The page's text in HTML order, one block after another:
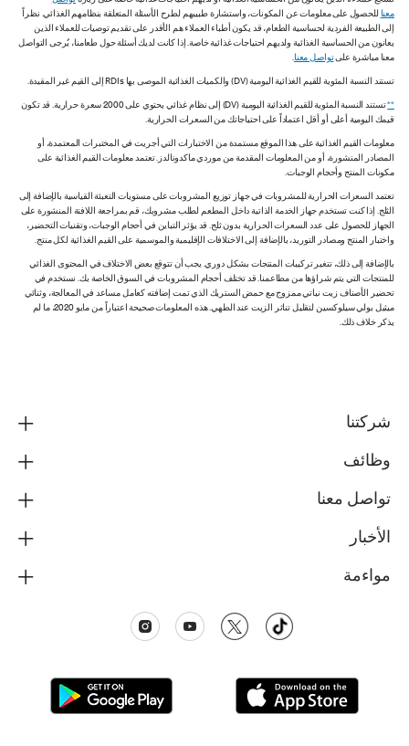
معنا للحصول على معلومات عن المكونات، واستشارة طبيبهم لطرح الأسئلة المتعلقة بنظامهم الغذائي. نظراً
إلى الطبيعة الفردية لحساسية الطعام، قد يكون أطباء العملاء هم الأقدر على تقديم توصيات للعملاء الذين
يعانون من الحساسية الغذائية ولديهم احتياجات غذائية خاصة. إذا كانت لديك أسئلة حول طعامنا، يُرجى التواصل
معنا مباشرة علىتواصل معنا.
تستند النسبة المئوية للقيم الغذائية اليومية (DV) والكميات الغذائية الموصى بها RDIs إلى القيم غير المقيدة.
**
تستند النسبة المئوية للقيم الغذائية اليومية (DV) إلى نظام غذائي يحتوي على 2000 سعرة حرارية. قد تكون
قيمك اليومية أعلى أو أقل اعتماداً على احتياجاتك من السعرات الحرارية.
معلومات القيم الغذائية على هذا الموقع مستمدة من الاختبارات التي أجريت في المختبرات المعتمدة، أو
المصادر المنشورة، أو من المعلومات المقدمة من موردي ماكدونالدز. تعتمد معلومات القيم الغذائية على
مكونات المنتج وأحجام الوجبات.
تعتمد السعرات الحرارية للمشروبات في جهاز توزيع المشروبات على مستويات التعبئة القياسية بالإضافة إلى
الثلج. إذا كنت تستخدم جهاز الخدمة الذاتية داخل المطعم لطلب مشروبك، قم بمراجعة اللافتة المنشورة على
الجهاز للحصول على عدد السعرات الحرارية بدون ثلج. قد يؤثر التباين في أحجام الوجبات، وتقنيات التحضير،
واختبار المنتج ومصادر التوريد، بالإضافة إلى الاختلافات الإقليمية والموسمية على القيم الغذائية لكل منتج.
بالإضافة إلى ذلك، تتغير تركيبات المنتجات بشكل دوري. يجب أن تتوقع بعض الاختلاف في المحتوى الغذائي
للمنتجات التي يتم شراؤها من مطاعمنا. قد تختلف أحجام المشروبات في السوق الخاصة بك. نستخدم في
تحضير الأصناف زيت نباتي ممزوج مع حمض الستريك الذي تمت إضافته كعامل مساعد في المعالجة، وثنائي
ميثيل بولي سيلوكسين لتقليل تناثر الزيت عند الطهي. هذه المعلومات صحيحة اعتباراً من مايو 2020، ما لم
يذكر خلاف ذلك.
شركتنا
وظائف
تواصل معنا
الأخبار
مواءمة